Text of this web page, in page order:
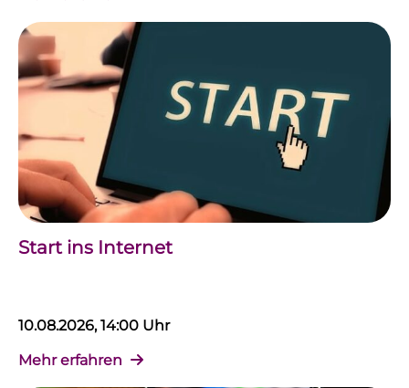
Start ins Internet
10.08.2026, 14:00 Uhr
Mehr erfahren